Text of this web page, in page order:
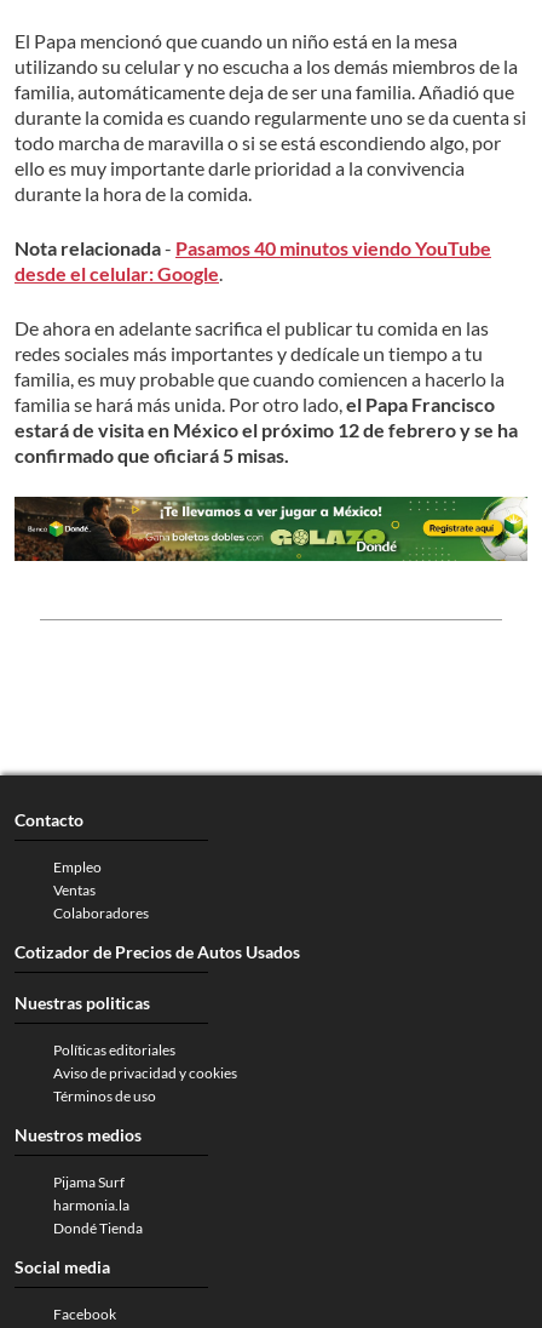
El Papa mencionó que cuando un niño está en la mesa
utilizando su celular y no escucha a los demás miembros de la
familia, automáticamente deja de ser una familia. Añadió que
durante la comida es cuando regularmente unose dacuenta si
todo marcha de maravilla o si se está escondiendo algo, por
ello es muy importante darle prioridad a la convivencia
durante la hora de la comida.
Nota relacionada- Pasamos 40 minutos viendo YouTube
desde el celular: Google.
De ahora en adelante sacrifica el publicar tu comida en las
redes sociales más importantes y dedícale un tiempo a tu
familia, es muy probable que cuando comiencen a hacerlo la
familia se hará más unida. Por otro lado,el Papa Francisco
estará de visita en México el próximo 12 de febrero y se ha
confirmado que oficiará 5 misas.
Contacto
Empleo
Ventas
Colaboradores
Cotizador de Precios de Autos Usados
Nuestras politicas
Políticas editoriales
Aviso de privacidad y cookies
Términos de uso
Nuestros medios
Pijama Surf
harmonia.la
Dondé Tienda
Social media
Facebook